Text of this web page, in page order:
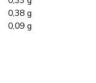
0,38 g
0,09 g